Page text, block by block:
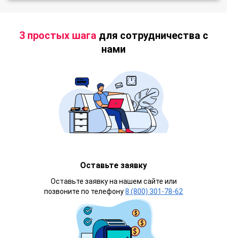
3 простых шагадля сотрудничества с
нами
Оставьте заявку
Оставьте заявку на нашем сайте или
позвоните по телефону8 (800) 301-78-62